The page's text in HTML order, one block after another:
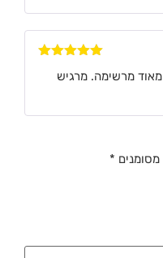
5
מרשימה. מרגיש
*